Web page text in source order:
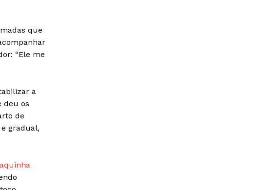
que
“Ele me
a
deu os
de
gradual,